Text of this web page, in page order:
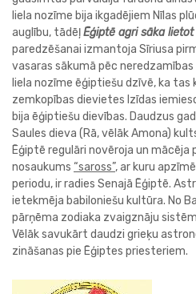
liela nozīme bija ikgadējiem Nīlas
auglību, tādēļĒģiptē agri sāka
paredzēšanai izmantoja Sīriusa
vasaras sākumā pēc
liela nozīme ēģiptiešu dzīvē, ka tas
zemkopības dievietes Izīdas
bija ēģiptiešu dievības. Daudzus
Saules dieva (Rā, vēlāk Amona)
Ēģiptē regulāri novēroja un
nosaukums “saross”, ar kuru
periodu, ir radies Senajā Ēģiptē.
ietekmēja babiloniešu kultūra. No
pārņēma zodiaka zvaigznāju
Vēlāk savukārt daudzi grieķu
zināšanas pie Ēģiptes priesteriem.